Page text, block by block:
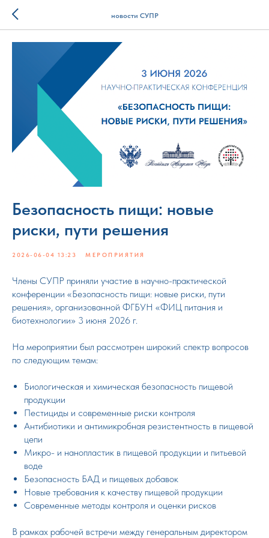
новости СУПР
Безопасность пищи: новые
риски, пути решения
2026-06-04 13:23 МЕРОПРИЯТИЯ
Члены СУПР приняли участие в научно-практической
конференции «Безопасность пищи: новые риски, пути
решения», организованной ФГБУН «ФИЦ питания и
биотехнологии» 3 июня 2026 г.
На мероприятии был рассмотрен широкий спектр вопросов
по следующим темам:
Биологическая и химическая безопасность пищевой
продукции
Пестициды и современные риски контроля
Антибиотики и антимикробная резистентность в пищевой
цепи
Микро- и нанопластик в пищевой продукции и питьевой
воде
Безопасность БАД и пищевых добавок
Новые требования к качеству пищевой продукции
Современные методы контроля и оценки рисков
В рамках рабочей встречи между генеральным директором